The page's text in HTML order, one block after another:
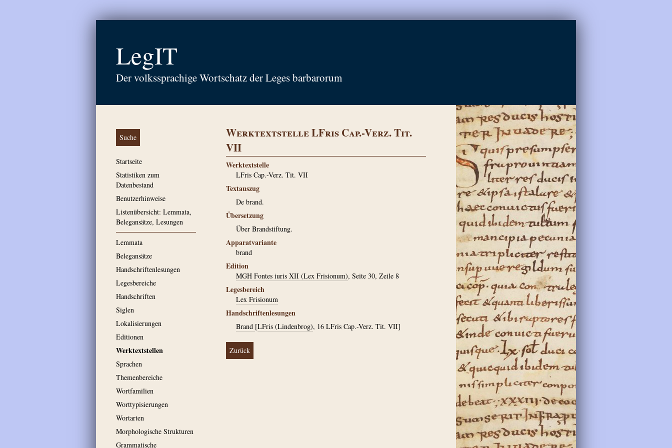
LegIT
Der volkssprachige Wortschatz der Leges barbarorum
Suche
Startseite
Statistiken zum
Datenbestand
Benutzerhinweise
Listenübersicht: Lemmata,
Belegansätze, Lesungen
Lemmata
Belegansätze
Handschriftenlesungen
Legesbereiche
Handschriften
Siglen
Lokalisierungen
Editionen
Werktextstellen
Sprachen
Themenbereiche
Wortfamilien
Worttypisierungen
Wortarten
Morphologische Strukturen
Grammatische
Werktextstelle LFris Cap.-Verz. Tit.
VII
Werktextstelle
LFris Cap.-Verz. Tit. VII
Textauszug
De brand.
Übersetzung
Über Brandstiftung.
Apparatvariante
brand
Edition
MGH Fontes iuris XII (Lex Frisionum), Seite 30, Zeile 8
Legesbereich
Lex Frisionum
Handschriftenlesungen
Brand [LFris (Lindenbrog), 16 LFris Cap.-Verz. Tit. VII]
Zurück